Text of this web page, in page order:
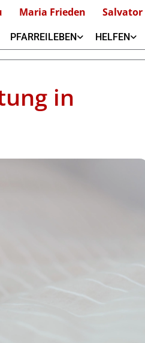
Maria Frieden Salvator
PFARREILEBEN HELFEN
in